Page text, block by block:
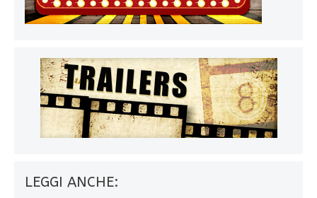
LEGGI ANCHE: